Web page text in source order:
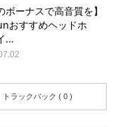
ボーナスで高音質を】
おすすめヘッドホ
...
トラックバック ( 0 )